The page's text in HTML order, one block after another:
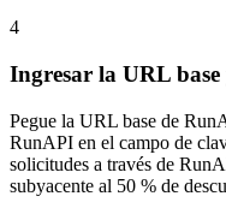
4
Ingresar la URL
Pegue la URL base de
RunAPI en el campo de
solicitudes a través de
subyacente al 50 % de